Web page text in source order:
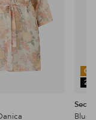
Blus